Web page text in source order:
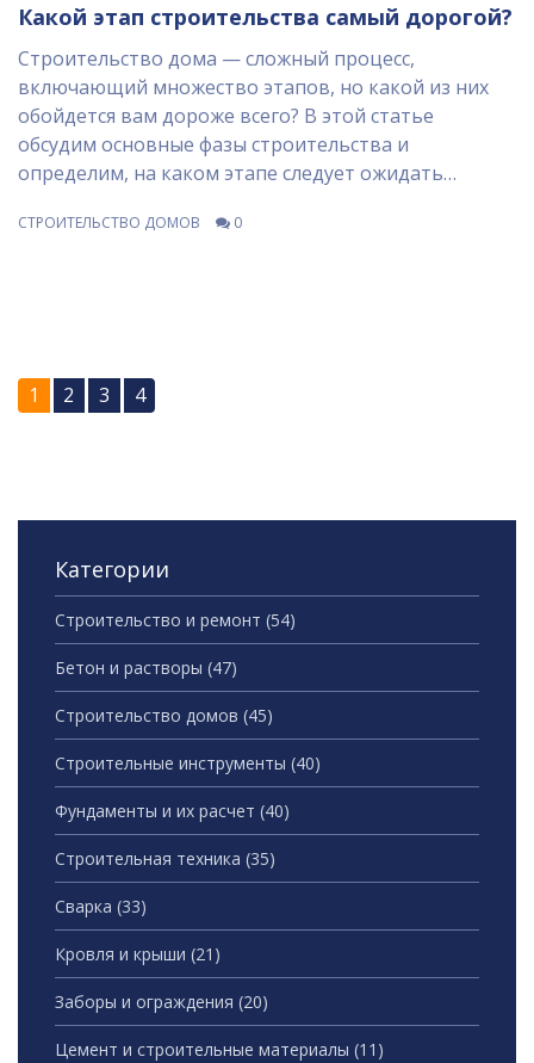
Какой этап строительства самый дорогой?
Строительство дома — сложный процесс,
включающий множество этапов, но какой из них
обойдется вам дороже всего? В этой статье
обсудим основные фазы строительства и
определим, на каком этапе следует ожидать
рассмотрим важные факторы, влияющие на
СТРОИТЕЛЬСТВО ДОМОВ 0
1 2 3 4
Категории
Строительство и ремонт (54)
Бетон и растворы (47)
Строительство домов (45)
Строительные инструменты (40)
Фундаменты и их расчет (40)
Строительная техника (35)
Сварка (33)
Кровля и крыши (21)
Заборы и ограждения (20)
Цемент и строительные материалы (11)